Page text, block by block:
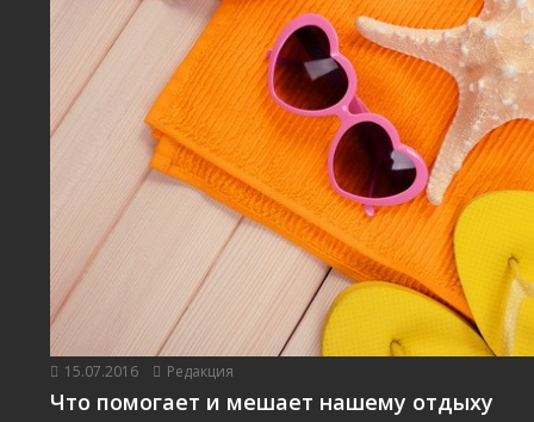
15.07.2016 Редакция
Что помогает и мешает нашему отдыху